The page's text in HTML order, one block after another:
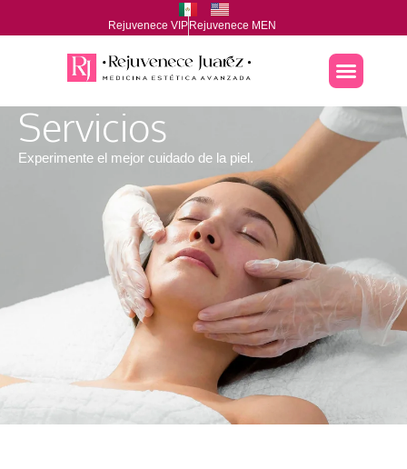
Rejuvenece VIPRejuvenece MEN
Servicios
Experimente el mejor cuidado de la piel.